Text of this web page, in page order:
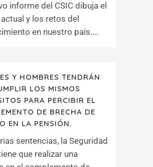
informe del CSIC dibuja el
y los retos del
en nuestro país....
Y HOMBRES TENDRÁN
LOS MISMOS
PARA PERCIBIR EL
DE BRECHA DE
EN LA PENSIÓN.
sentencias, la Seguridad
que realizar una